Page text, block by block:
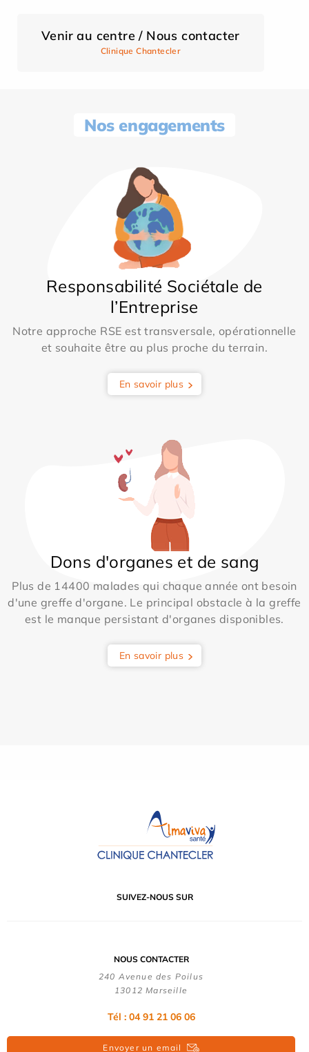
Venir au centre / Nous contacter
Clinique Chantecler
Nos engagements
Responsabilité Sociétale de
l’Entreprise
Notre approche RSE est transversale, opérationnelle
et souhaite être au plus proche du terrain.
En savoir plus
Dons d'organes et de sang
Plus de 14400 malades qui chaque année ont besoin
d'une greffe d'organe. Le principal obstacle à la greffe
est le manque persistant d'organes disponibles.
En savoir plus
SUIVEZ-NOUS SUR
NOUS CONTACTER
240 Avenue des Poilus
13012 Marseille
Tél : 04 91 21 06 06
Envoyer un email